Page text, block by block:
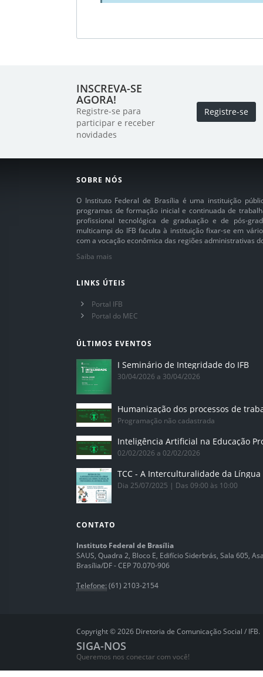
INSCREVA-SE
AGORA!
Registre-se para
participar e receber
novidades
Registre-se
SOBRE NÓS
O Instituto Federal de Brasília é uma instituição
programas de formação inicial e continuada de
profissional tecnológica de graduação e de pós-
multicampi do IFB faculta à instituição fixar-se em
com a vocação econômica das regiões administrativas
Saiba mais
LINKS ÚTEIS
Portal IFB
Portal do MEC
ÚLTIMOS EVENTOS
I Seminário de Integridade do IFB
30/04/2026 a 30/04/2026
Humanização dos processos de
Programação não cadastrada
02/02/2026 a 02/02/2026
Dia 25/07/2025 | Das 09:00 às 10:00
CONTATO
Instituto Federal de Brasília
SAUS, Quadra 2, Bloco E, Edifício Siderbrás, Sala 605,
Brasília/DF - CEP 70.070-906
Telefone: (61) 2103-2154
Copyright © 2026 Diretoria de Comunicação Social / IFB.
SIGA-NOS
Queremos nos conectar com você!